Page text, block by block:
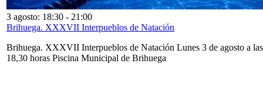
3 agosto: 18:30 - 21:00
Brihuega. XXXVII Interpueblos de Natación
Brihuega. XXXVII Interpueblos de Natación Lunes 3 de agosto a las
18,30 horas Piscina Municipal de Brihuega